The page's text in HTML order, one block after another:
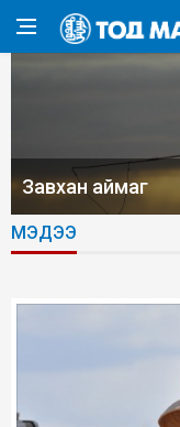
Завхан аймаг
МЭДЭЭ